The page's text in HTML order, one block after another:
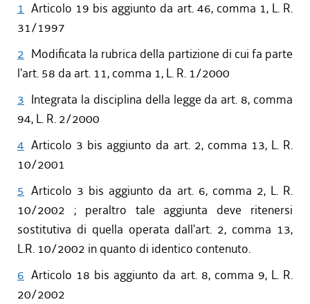
1 Articolo 19 bis aggiunto da art. 46, comma 1, L. R.
31/1997
2 Modificata la rubrica della partizione di cui fa parte
l'art. 58 da art. 11, comma 1, L. R. 1/2000
3 Integrata la disciplina della legge da art. 8, comma
94, L. R. 2/2000
4 Articolo 3 bis aggiunto da art. 2, comma 13, L. R.
10/2001
5 Articolo 3 bis aggiunto da art. 6, comma 2, L. R.
10/2002 ; peraltro tale aggiunta deve ritenersi
sostitutiva di quella operata dall'art. 2, comma 13,
L.R. 10/2002 in quanto di identico contenuto.
6 Articolo 18 bis aggiunto da art. 8, comma 9, L. R.
20/2002